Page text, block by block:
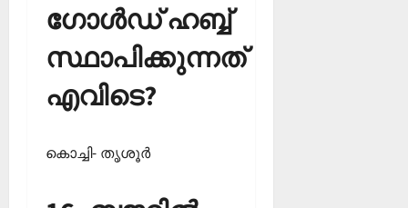
ഗോള്‍ഡ് ഹബ്ബ്
സ്ഥാപിക്കുന്നത്
എവിടെ?
കൊച്ചി- തൃശൂര്‍